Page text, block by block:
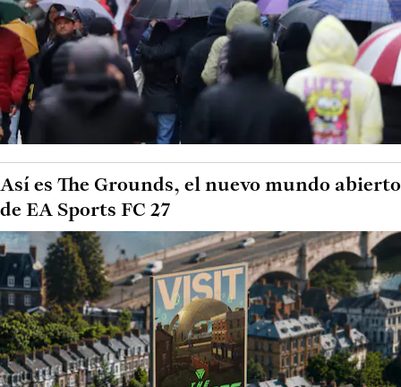
Así es The Grounds, el nuevo mundo abierto
de EA Sports FC 27